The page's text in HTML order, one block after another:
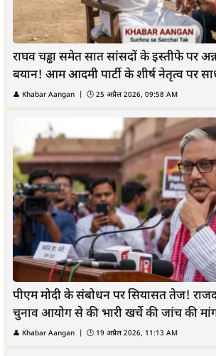
राघव चड्ढा समेत सात सांसदों के इस्तीफे पर
बयान! आम आदमी पार्टी के शीर्ष नेतृत्व पर
👤 Khabar Aangan | 🕒 25 अप्रैल 2026, 09:58 AM
पीएम मोदी के संबोधन पर सियासत तेज!
चुनाव आयोग से की भारी खर्चे की जांच की
👤 Khabar Aangan | 🕒 19 अप्रैल 2026, 11:13 AM